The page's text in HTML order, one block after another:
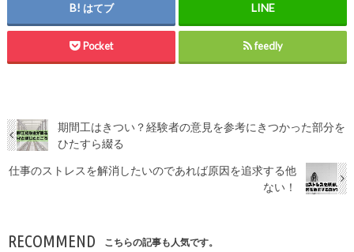
はてブ
Pocket feedly
期間工はきつい？経験者の意見を参考にきつかった部分を
ひたすら綴る
仕事のストレスを解消したいのであれば原因を追求する他
ない！
RECOMMEND こちらの記事も人気です。